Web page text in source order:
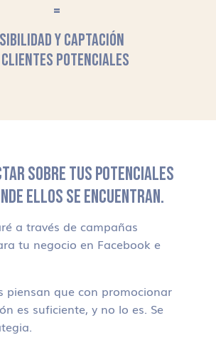
=
Y CAPTACIÓN
POTENCIALES
SOBRE TUS POTENCIALES
ELLOS SE ENCUENTRAN.
a través de campañas
tu negocio en Facebook e
piensan que con promocionar
es suficiente, y no lo es. Se